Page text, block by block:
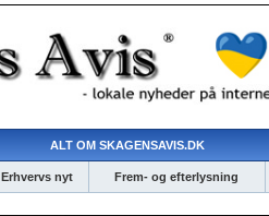
ALT OM SKAGENSAVIS.DK
Erhvervs nyt Frem- og efterlysning